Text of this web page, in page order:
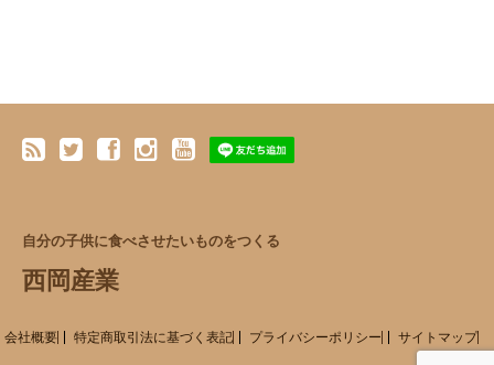
自分の子供に食べさせたいものをつくる
西岡産業
会社概要 特定商取引法に基づく表記 プライバシーポリシー サイトマップ